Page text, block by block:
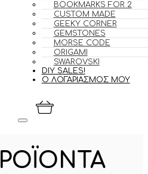
BOOKMARKS FOR 2
CUSTOM MADE
GEEKY CORNER
GEMSTONES
MORSE CODE
ORIGAMI
SWAROVSKI
DIY SALES!
Ο ΛΟΓΑΡΙΑΣΜΟΣ ΜΟΥ